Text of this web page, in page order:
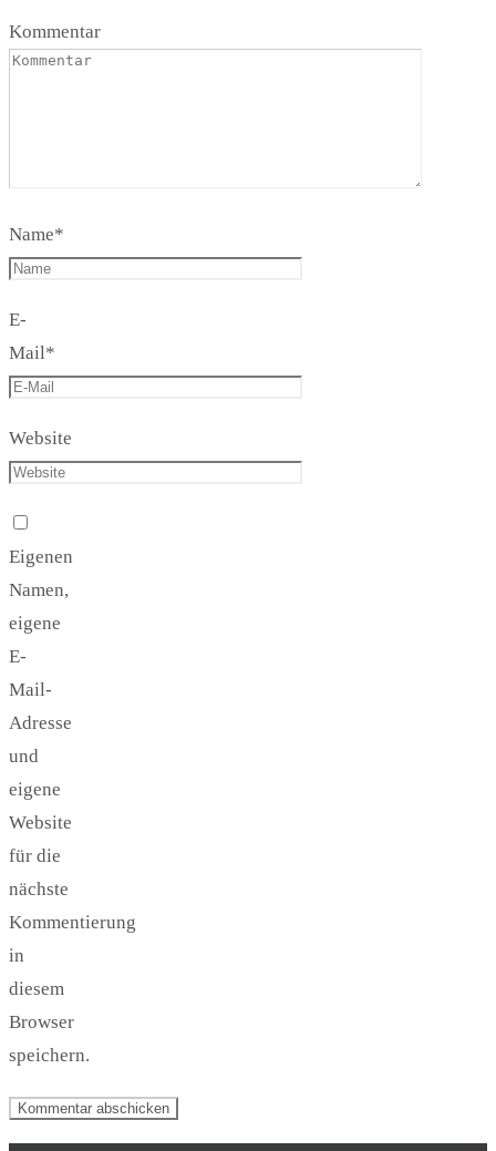
Kommentar
Name*
E-
Mail*
Website
Eigenen
Namen,
eigene
E-
Mail-
Adresse
und
eigene
Website
für die
nächste
Kommentierung
in
diesem
Browser
speichern.